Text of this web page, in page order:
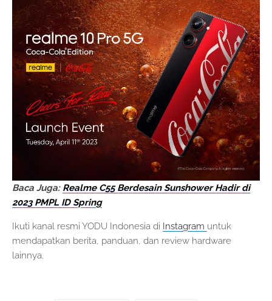
Baca Juga: Realme C55 Berdesain Sunshower Hadir di
2023 PMPL ID Spring
Ikuti kanal resmi YODU Indonesia di Instagram untuk
mendapatkan berita, panduan, dan review hardware
lainnya.